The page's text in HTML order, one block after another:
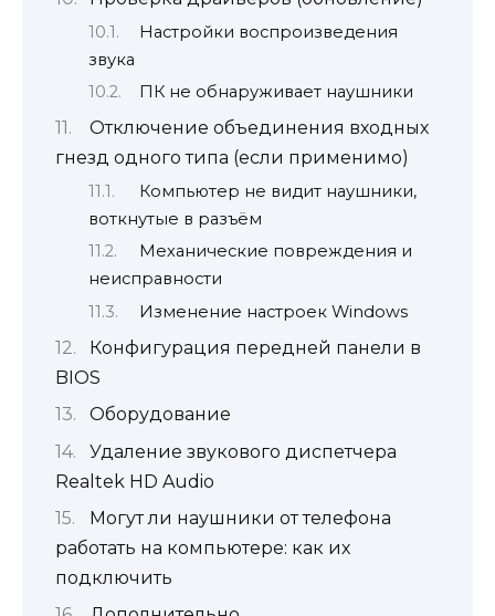
Настройки воспроизведения
звука
ПК не обнаруживает наушники
Отключение объединения входных
гнезд одного типа (если применимо)
Компьютер не видит наушники,
воткнутые в разъём
Механические повреждения и
неисправности
Изменение настроек Windows
Конфигурация передней панели в
BIOS
Оборудование
Удаление звукового диспетчера
Realtek HD Audio
Могут ли наушники от телефона
работать на компьютере: как их
подключить